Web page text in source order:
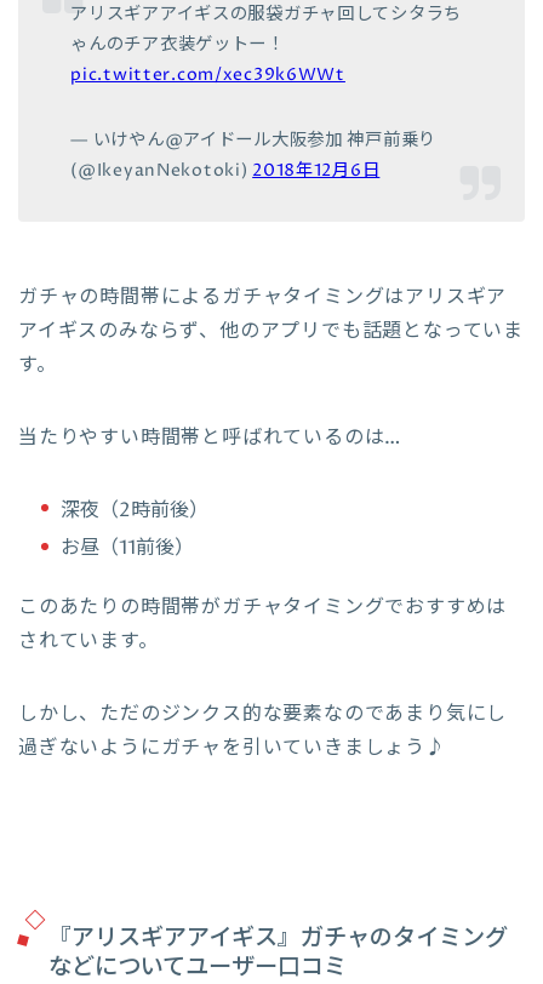
アリスギアアイギスの服袋ガチャ回してシタラち
ゃんのチア衣装ゲットー！
pic.twitter.com/xec39k6WWt
— いけやん@アイドール大阪参加 神戸前乗り
(@IkeyanNekotoki) 2018年12月6日
ガチャの時間帯によるガチャタイミングはアリスギア
アイギスのみならず、他のアプリでも話題となっていま
す。
当たりやすい時間帯と呼ばれているのは…
深夜（2時前後）
お昼（11前後）
このあたりの時間帯がガチャタイミングでおすすめは
されています。
しかし、ただのジンクス的な要素なのであまり気にし
過ぎないようにガチャを引いていきましょう♪
『アリスギアアイギス』ガチャのタイミング
などについてユーザー口コミ